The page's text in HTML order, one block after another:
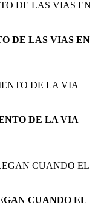
DE LAS VIAS EN
DE LA VIA
CUANDO EL